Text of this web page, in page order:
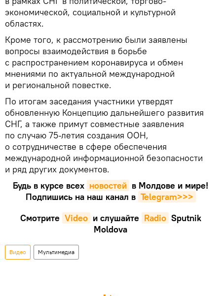
экономической, социальной и культурной
областях.
Кроме того, к рассмотрению были заявлены
вопросы взаимодействия в борьбе
с распространением коронавируса и обмен
мнениями по актуальной международной
и региональной повестке.
По итогам заседания участники утвердят
обновленную Концепцию дальнейшего развития
СНГ, а также примут совместные заявления
по случаю 75-летия создания ООН,
о сотрудничестве в сфере обеспечения
международной информационной безопасности
и ряд других документов.
Будь в курсе всех новостей в Молдове и мире!
Подпишись на наш канал в Telegram>>>
Смотрите Video и слушайте Radio Sputnik
Moldova
Видео Мультимедиа